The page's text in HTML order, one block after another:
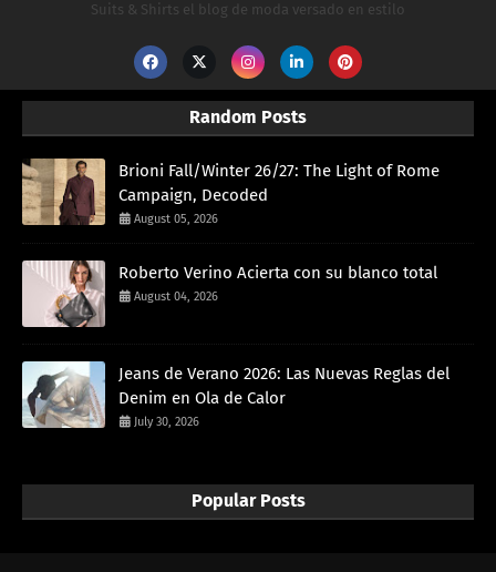
Suits & Shirts el blog de moda versado en estilo
Random Posts
Brioni Fall/Winter 26/27: The Light of Rome
Campaign, Decoded
August 05, 2026
Roberto Verino Acierta con su blanco total
August 04, 2026
Jeans de Verano 2026: Las Nuevas Reglas del
Denim en Ola de Calor
July 30, 2026
Popular Posts